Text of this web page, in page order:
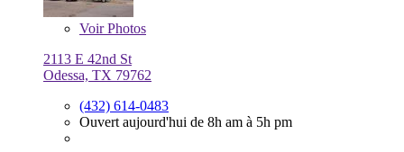
VoirPhotos
2113 E 42nd St
Odessa, TX 79762
(432) 614-0483
Ouvert aujourd'hui de 8h am à 5h pm